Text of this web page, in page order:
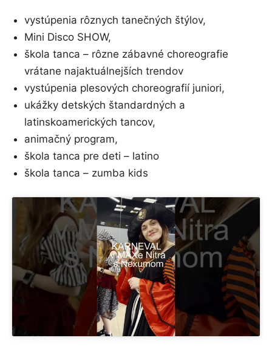
vystúpenia rôznych tanečných štýlov,
Mini Disco SHOW,
škola tanca – rôzne zábavné choreografie
vrátane najaktuálnejších trendov
vystúpenia plesových choreografií juniori,
ukážky detských štandardných a
latinskoamerických tancov,
animačný program,
škola tanca pre deti – latino
škola tanca – zumba kids